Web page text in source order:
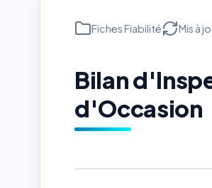
Fiches Fiabilité Mis à
Bilan
d'Occasion